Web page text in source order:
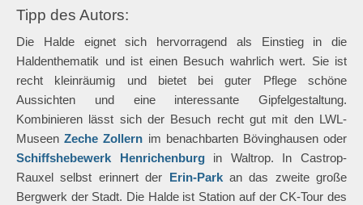
Tipp des Autors:
Die Halde eignet sich hervorragend als Einstieg in die
Haldenthematik und ist einen Besuch wahrlich wert. Sie ist
recht kleinräumig und bietet bei guter Pflege schöne
Aussichten und eine interessante Gipfelgestaltung.
Kombinieren lässt sich der Besuch recht gut mit den LWL-
MuseenZeche Zollern im benachbarten Bövinghausen oder
Schiffshebewerk Henrichenburgin Waltrop. In Castrop-
Rauxel selbst erinnert der Erin-Parkan das zweite große
Bergwerk der Stadt. Die Halde ist Station auf der CK-Tour des